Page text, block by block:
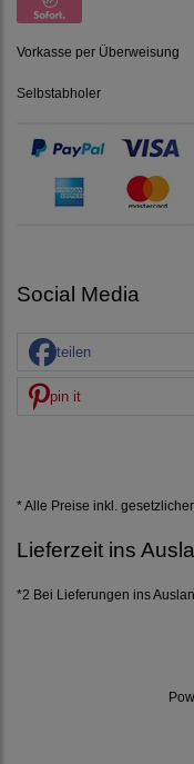
Vorkasse per Überweisung
Selbstabholer
Social Media
teilen
pin it
* Alle Preise inkl. gesetzlicher
Lieferzeit ins
*2 Bei Lieferungen ins